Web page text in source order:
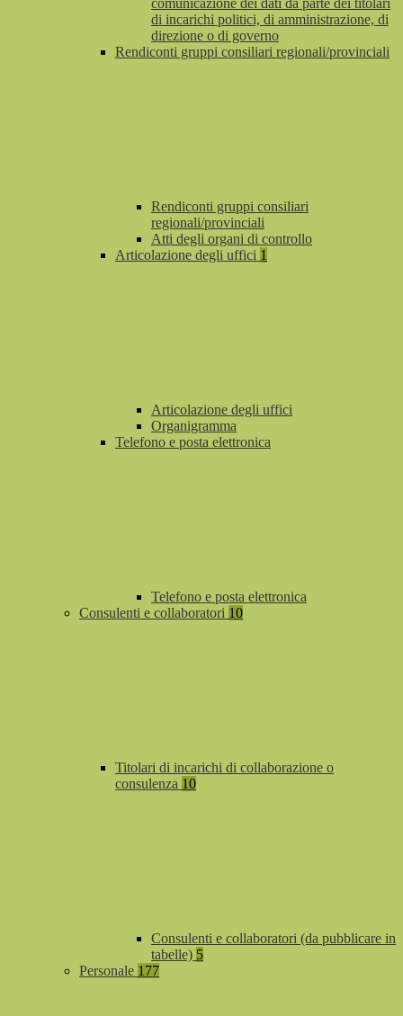
comunicazione dei dati da parte dei titolari
di incarichi politici, di amministrazione, di
direzione o di governo
Rendiconti gruppi consiliari regionali/provinciali
Rendiconti gruppi consiliari
regionali/provinciali
Atti degli organi di controllo
Articolazione degli uffici 1
Articolazione degli uffici
Organigramma
Telefono e posta elettronica
Telefono e posta elettronica
Consulenti e collaboratori 10
Titolari di incarichi di collaborazione o
consulenza 10
Consulenti e collaboratori (da pubblicare in
tabelle) 5
Personale 177